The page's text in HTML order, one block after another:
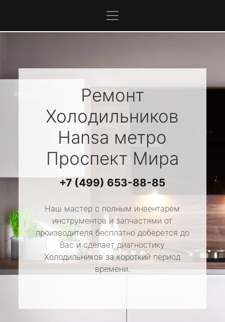
Ремонт
Холодильников
Hansa метро
Проспект Мира
+7 (499) 653-88-85
Наш мастер с полным инвентарем
инструментов и запчастями от
производителя бесплатно доберется до
Вас и сделает диагностику
Холодильников за короткий период
времени.